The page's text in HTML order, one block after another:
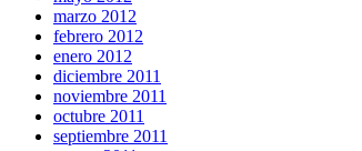
marzo 2012
febrero 2012
enero 2012
diciembre 2011
noviembre 2011
octubre 2011
septiembre 2011